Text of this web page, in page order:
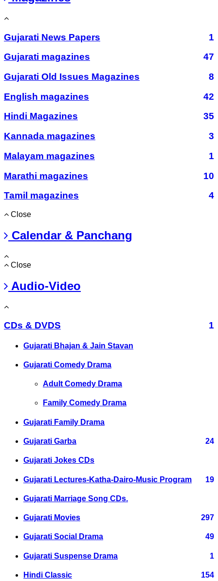
Gujarati News Papers
1
Gujarati magazines
47
Gujarati Old Issues Magazines
8
English magazines
42
Hindi Magazines
35
Kannada magazines
3
Malayam magazines
1
Marathi magazines
10
Tamil magazines
4
Close
Calendar & Panchang
Close
Audio-Video
CDs & DVDS 1
Gujarati Bhajan & Jain Stavan
Gujarati Comedy Drama
Adult Comedy Drama
Family Comedy Drama
Gujarati Family Drama
Gujarati Garba 24
Gujarati Jokes CDs
Gujarati Lectures-Katha-Dairo-Music Program 19
Gujarati Marriage Song CDs.
Gujarati Movies 297
Gujarati Social Drama 49
Gujarati Suspense Drama 1
Hindi Classic 154